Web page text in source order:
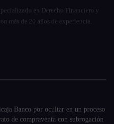
en Derecho Financiero y
más de 20 años de experiencia.
Banco por ocultar en un proceso
de compraventa con subrogación